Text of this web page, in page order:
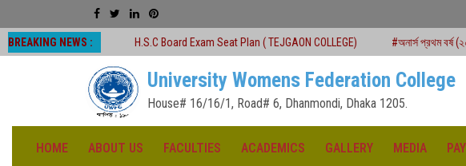
BREAKING NEWS :
H.S.C Board Exam Seat Plan ( TEJGAON COLLEGE) #অনার্স প্রথম বর্ষ (২০২৫-২৬) শিক্ষাবর্ষে ২য়
University Womens Federation College
House# 16/16/1, Road# 6, Dhanmondi, Dhaka 1205.
HOME ABOUT US FACULTIES ACADEMICS GALLERY MEDIA